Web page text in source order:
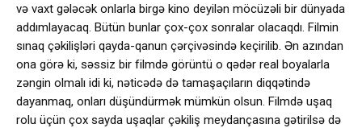
və vaxt gələcək onlarla birgə kino deyilən möcüzəli bir dünyada
addımlayacaq. Bütün bunlar çox-çox sonralar olacaqdı. Filmin
sınaq çəkilişləri qayda-qanun çərçivəsində keçirilib. Ən azından
ona görə ki, səssiz bir filmdə görüntü o qədər real boyalarla
zəngin olmalı idi ki, nəticədə də tamaşaçıların diqqətində
dayanmaq, onları düşündürmək mümkün olsun. Filmdə uşaq
rolu üçün çox sayda uşaqlar çəkiliş meydançasına gətirilsə də